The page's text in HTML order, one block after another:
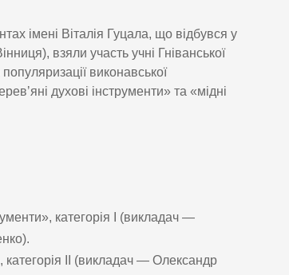
імені Віталія Гуцала, що відбувся у
взяли участь учні Гніванської
виконавської
духові інструменти» та «мідні
категорія І (викладач —
категорія ІІ (викладач — Олександр